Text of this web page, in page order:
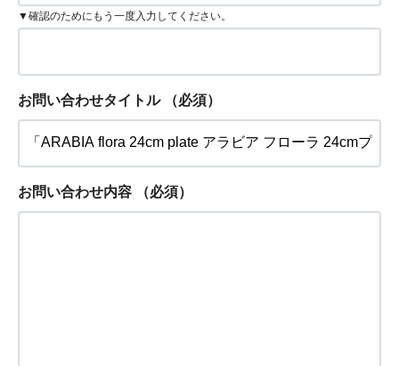
▼確認のためにもう一度入力してください。
お問い合わせタイトル （必須）
お問い合わせ内容 （必須）